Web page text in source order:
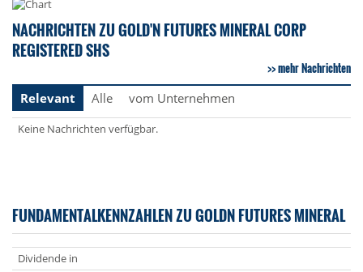
NACHRICHTEN ZU GOLD'N FUTURES MINERAL CORP
REGISTERED SHS
mehr Nachrichten
Relevant
Alle vom Unternehmen
Keine Nachrichten verfügbar.
FUNDAMENTALKENNZAHLEN ZU GOLDN FUTURES MINERAL
Dividende in